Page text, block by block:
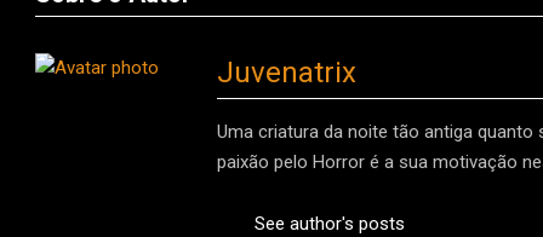
Juvenatrix
Uma criatura da noite tão antiga
paixão pelo Horror é a sua motivação
See author's posts